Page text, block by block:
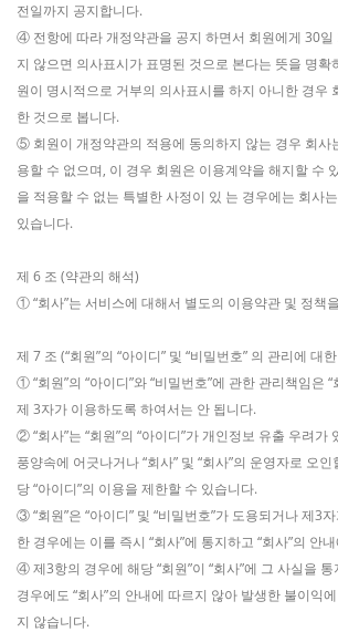
전일까지 공지합니다.
④ 전항에 따라 개정약관을 공지 하면서 회원에게 30일
지 않으면 의사표시가 표명된 것으로 본다는 뜻을 명확
원이 명시적으로 거부의 의사표시를 하지 아니한 경우
한 것으로 봅니다.
⑤ 회원이 개정약관의 적용에 동의하지 않는 경우 회사
용할 수 없으며, 이 경우 회원은 이용계약을 해지할 수
을 적용할 수 없는 특별한 사정이 있 는 경우에는 회사
있습니다.
제 6 조 (약관의 해석)
① “회사”는 서비스에 대해서 별도의 이용약관 및 정책
제 7 조 (“회원”의 “아이디” 및 “비밀번호” 의 관리에 대
① “회원”의 “아이디”와 “비밀번호”에 관한 관리책임은
제 3자가 이용하도록 하여서는 안 됩니다.
② “회사”는 “회원”의 “아이디”가 개인정보 유출 우려가
풍양속에 어긋나거나 “회사” 및 “회사”의 운영자로 오
당 “아이디”의 이용을 제한할 수 있습니다.
③ “회원”은 “아이디” 및 “비밀번호”가 도용되거나 제3
한 경우에는 이를 즉시 “회사”에 통지하고 “회사”의 안
④ 제3항의 경우에 해당 “회원”이 “회사”에 그 사실을
경우에도 “회사”의 안내에 따르지 않아 발생한 불이익
지 않습니다.